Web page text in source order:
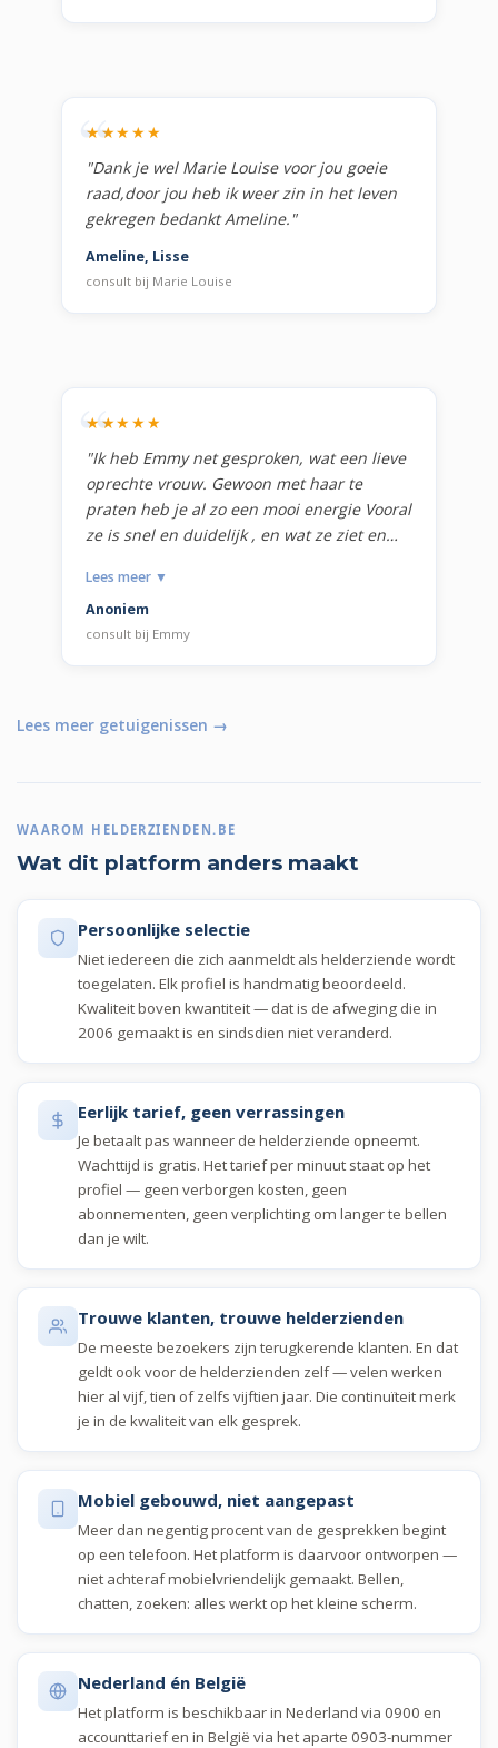
★★★★★
"Dank je wel Marie Louise voor jou goeie
raad,door jou heb ik weer zin in het leven
gekregen bedankt Ameline."
Ameline, Lisse
consult bij Marie Louise
★★★★★
"Ik heb Emmy net gesproken, wat een lieve
oprechte vrouw. Gewoon met haar te
praten heb je al zo een mooi energie Vooral
ze is snel en duidelijk , en wat ze ziet en
stelde. Dank je Emmy voor je pure energie
en kracht en hulp."
Lees meer ▼
Anoniem
consult bij Emmy
Lees meer getuigenissen →
WAAROM HELDERZIENDEN.BE
Wat dit platform anders maakt
Persoonlijke selectie
Niet iedereen die zich aanmeldt als helderziende wordt
toegelaten. Elk profiel is handmatig beoordeeld.
Kwaliteit boven kwantiteit — dat is de afweging die in
2006 gemaakt is en sindsdien niet veranderd.
Eerlijk tarief, geen verrassingen
Je betaalt pas wanneer de helderziende opneemt.
Wachttijd is gratis. Het tarief per minuut staat op het
profiel — geen verborgen kosten, geen
abonnementen, geen verplichting om langer te bellen
dan je wilt.
Trouwe klanten, trouwe helderzienden
De meeste bezoekers zijn terugkerende klanten. En dat
geldt ook voor de helderzienden zelf — velen werken
hier al vijf, tien of zelfs vijftien jaar. Die continuïteit merk
je in de kwaliteit van elk gesprek.
Mobiel gebouwd, niet aangepast
Meer dan negentig procent van de gesprekken begint
op een telefoon. Het platform is daarvoor ontworpen —
niet achteraf mobielvriendelijk gemaakt. Bellen,
chatten, zoeken: alles werkt op het kleine scherm.
Nederland én België
Het platform is beschikbaar in Nederland via 0900 en
accounttarief en in België via het aparte 0903-nummer